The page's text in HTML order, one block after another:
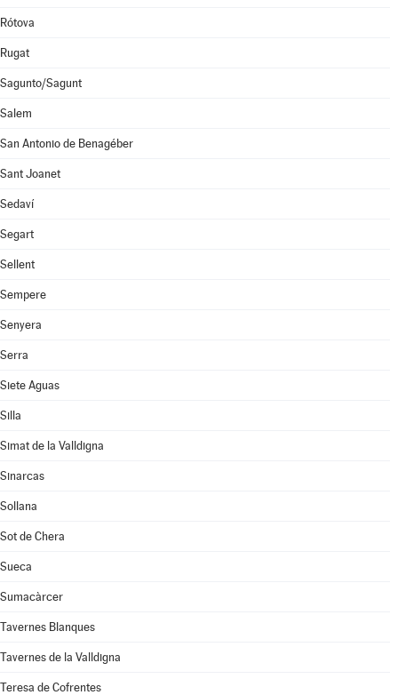
Rótova
Rugat
Sagunto/Sagunt
Salem
San Antonio de Benagéber
Sant Joanet
Sedaví
Segart
Sellent
Sempere
Senyera
Serra
Siete Aguas
Silla
Simat de la Valldigna
Sinarcas
Sollana
Sot de Chera
Sueca
Sumacàrcer
Tavernes Blanques
Tavernes de la Valldigna
Teresa de Cofrentes